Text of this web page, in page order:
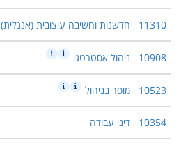
11310 חדשנות וחשיבה עיצובית (אנגלית)
10908 ניהול אסטרטגי
10523 מוסר בניהול
10354 דיני עבודה